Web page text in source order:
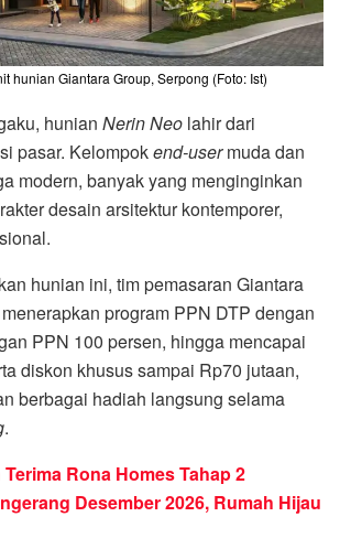
hunian Giantara Group, Serpong (Foto: Ist)
hunian Nerin Neo lahir dari
pasar. Kelompokend-usermuda dan
modern, banyak yang menginginkan
desain arsitektur kontemporer,
hunian ini, tim pemasaran Giantara
program PPN DTP dengan
PPN 100 persen, hingga mencapai
diskon khusus sampai Rp70 jutaan,
berbagai hadiah langsung selama
.
Rona Homes Tahap 2
Desember 2026, Rumah Hijau